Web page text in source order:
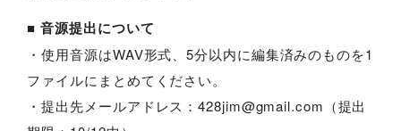
■ 音源提出について
・使用音源はWAV形式、5分以内に編集済みのものを1
ファイルにまとめてください。
・提出先メールアドレス：428jim@gmail.com（提出